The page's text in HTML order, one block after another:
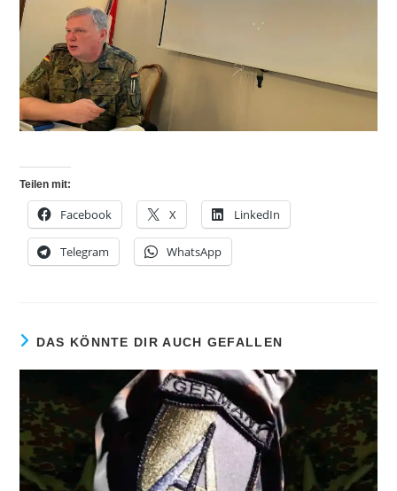
Teilen mit:
Facebook X LinkedIn
Telegram WhatsApp
DAS KÖNNTE DIR AUCH GEFALLEN